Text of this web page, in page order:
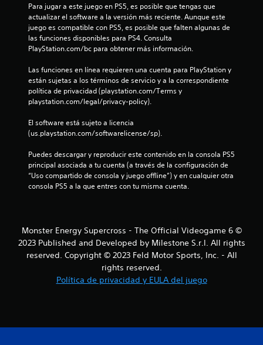
c
i
c
a
o
n
Para jugar a este juego en PS5, es posible que tengas que
actualizar el software a la versión más reciente. Aunque este
juego es compatible con PS5, es posible que falten algunas de
las funciones disponibles para PS4. Consulta
PlayStation.com/bc para obtener más información.
Las funciones en línea requieren una cuenta para PlayStation y
están sujetas a los términos de servicio y a la correspondiente
política de privacidad (playstation.com/Terms y
playstation.com/legal/privacy-policy).
El software está sujeto a licencia
(us.playstation.com/softwarelicense/sp).
Puedes descargar y reproducir este contenido en la consola PS5
principal asociada a tu cuenta (a través de la configuración de
“Uso compartido de consola y juego offline”) y en cualquier otra
consola PS5 a la que entres con tu misma cuenta.
Monster Energy Supercross - The Official Videogame 6 ©
2023 Published and Developed by Milestone S.r.l. All rights
reserved. Copyright © 2023 Feld Motor Sports, Inc. - All
rights reserved.
Política de privacidad y EULA del juego